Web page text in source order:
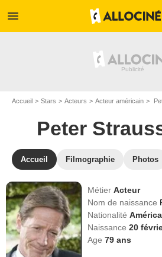
menu
Accueil Stars Acteurs Acteur américain
Peter
Accueil Filmographie Photos
MétierActeur
Nom de naissance
Nationalité
Naissance20
Age79 ans